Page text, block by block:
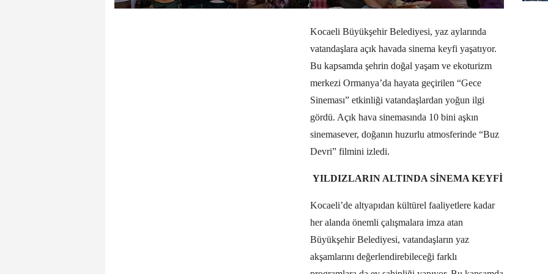
Kocaeli Büyükşehir Belediyesi, yaz aylarında
vatandaşlara açık havada sinema keyfi yaşatıyor.
Bu kapsamda şehrin doğal yaşam ve ekoturizm
merkezi Ormanya’da hayata geçirilen “Gece
Sineması” etkinliği vatandaşlardan yoğun ilgi
gördü. Açık hava sinemasında 10 bini aşkın
sinemasever, doğanın huzurlu atmosferinde “Buz
Devri” filmini izledi.
YILDIZLARIN ALTINDA SİNEMA KEYFİ
Kocaeli’de altyapıdan kültürel faaliyetlere kadar
her alanda önemli çalışmalara imza atan
Büyükşehir Belediyesi, vatandaşların yaz
akşamlarını değerlendirebileceği farklı